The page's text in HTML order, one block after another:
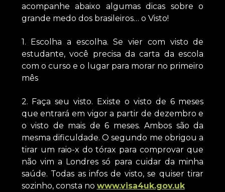
acompanhe abaixo algumas dicas sobre o
grande medo dos brasileiros… o Visto!
1. Escolha a escolha. Se vier com visto de
estudante, você precisa da carta da escola
com o curso e o lugar para morar no primeiro
mês
2. Faça seu visto. Existe o visto de 6 meses
que entrará em vigor a partir de dezembro e
o visto de mais de 6 meses. Ambos são da
mesma dificuldade. O segundo me obrigou a
tirar um raio-x do tórax para comprovar que
não vim a Londres só para cuidar da minha
saúde. Todas as infos de visto, se quiser tirar
sozinho, consta no www.visa4uk.gov.uk